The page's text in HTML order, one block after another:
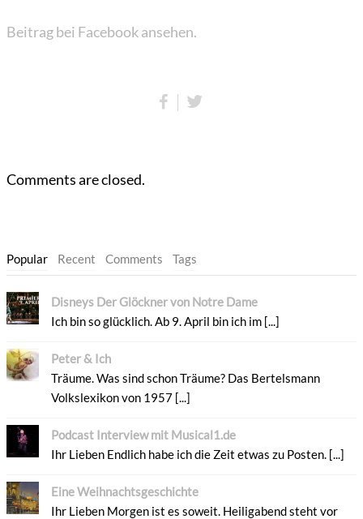
Beitrag bei Facebook ansehen.
Comments are closed.
Popular Recent Comments Tags
Disneys Der Glöckner von Notre Dame
Ich bin so glücklich. Ab 9. April bin ich im [...]
Peter & Ich
Träume. Was sind schon Träume? Das Bertelsmann
Volkslexikon von 1957 [...]
Podcast Interview mit Musical1.de
Ihr Lieben Endlich habe ich die Zeit etwas zu Posten. [...]
Eine Weihnachtsgeschichte
Ihr Lieben Morgen ist es soweit. Heiligabend steht vor